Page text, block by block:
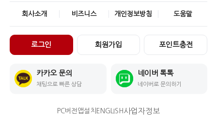
회사소개 비즈니스 개인정보방침 도움말
로그인 회원가입 포인트충전
카카오 문의
채팅으로 빠른 상담
네이버 톡톡
네이버로 문의하기
PC버전 앱설치 ENGLISH 사업자정보